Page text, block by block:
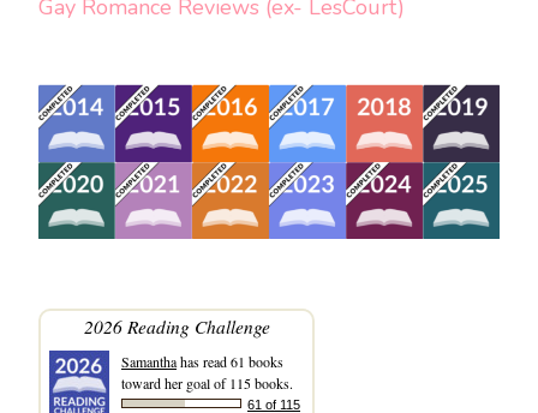
Gay Romance Reviews (ex- LesCourt)
2026 Reading Challenge
Samanthahas read 61 books
toward her goal of 115 books.
61 of 115